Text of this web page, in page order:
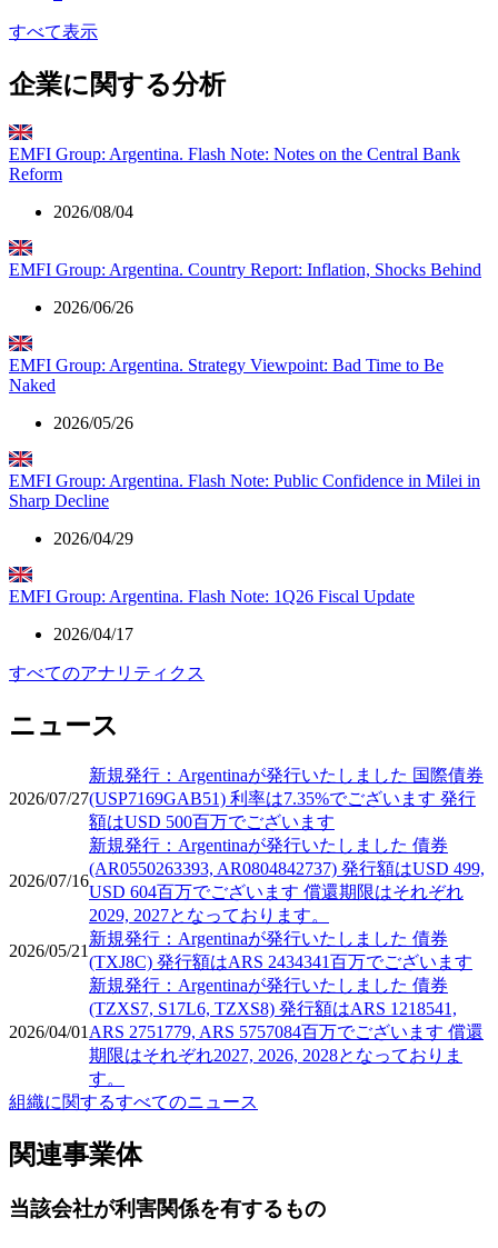
すべて表示
企業に関する分析
EMFI Group: Argentina. Flash Note: Notes on the Central Bank
Reform
2026/08/04
EMFI Group: Argentina. Country Report: Inflation, Shocks Behind
2026/06/26
EMFI Group: Argentina. Strategy Viewpoint: Bad Time to Be
Naked
2026/05/26
EMFI Group: Argentina. Flash Note: Public Confidence in Milei in
Sharp Decline
2026/04/29
EMFI Group: Argentina. Flash Note: 1Q26 Fiscal Update
2026/04/17
すべてのアナリティクス
ニュース
2026/07/27
新規発行：Argentinaが発行いたしました 国際債券
(USP7169GAB51) 利率は7.35%でございます 発行
額はUSD 500百万でございます
2026/07/16
新規発行：Argentinaが発行いたしました 債券
(AR0550263393, AR0804842737) 発行額はUSD 499,
USD 604百万でございます 償還期限はそれぞれ
2029, 2027となっております。
2026/05/21
新規発行：Argentinaが発行いたしました 債券
(TXJ8C) 発行額はARS 2434341百万でございます
2026/04/01
新規発行：Argentinaが発行いたしました 債券
(TZXS7, S17L6, TZXS8) 発行額はARS 1218541,
ARS 2751779, ARS 5757084百万でございます 償還
期限はそれぞれ2027, 2026, 2028となっておりま
す。
組織に関するすべてのニュース
関連事業体
当該会社が利害関係を有するもの